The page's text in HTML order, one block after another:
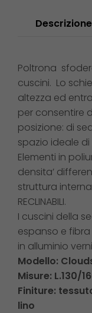
Descrizione
Poltrona
cuscini. Lo
altezza ed
per consentire
posizione: di
spazio ideale
Elementi in
densita’
struttura
RECLINABILI.
I cuscini della
espanso e fibra
in alluminio
Modello:
Misure: L.130/
Finiture:
lino